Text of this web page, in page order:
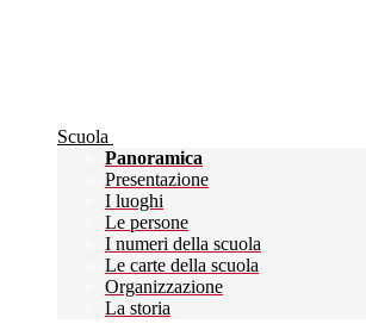
Scuola
Panoramica
Presentazione
I luoghi
Le persone
I numeri della scuola
Le carte della scuola
Organizzazione
La storia